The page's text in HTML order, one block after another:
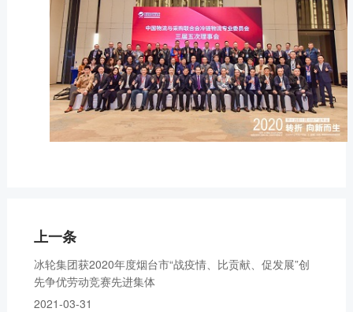
上一条
冰轮集团获2020年度烟台市“战疫情、比贡献、促发展”创
先争优劳动竞赛先进集体
2021-03-31